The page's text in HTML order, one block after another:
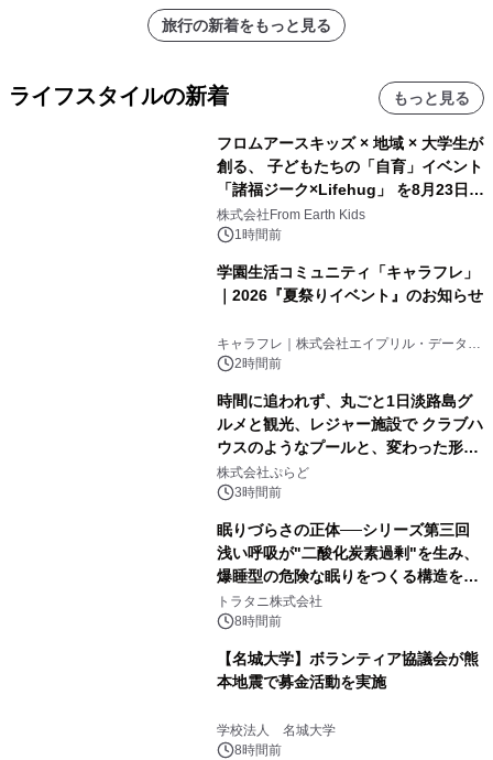
旅行の新着をもっと見る
ライフスタイルの新着 もっと見る
フロムアースキッズ × 地域 × 大学生が
創る、 子どもたちの「自育」イベント
「諸福ジーク×Lifehug」 を8月23日
(日)開催
株式会社From Earth Kids
1時間前
学園生活コミュニティ「キャラフレ」
｜2026『夏祭りイベント』のお知らせ
キャラフレ｜株式会社エイプリル・データ・
デザインズ
2時間前
時間に追われず、丸ごと1日淡路島グ
ルメと観光、レジャー施設で クラブハ
ウスのようなプールと、変わった形の
サウナも 「THE BOXY AWAJI」のお
得な素泊まり連泊プランで
株式会社ぷらど
3時間前
眠りづらさの正体──シリーズ第三回
浅い呼吸が"二酸化炭素過剰"を生み、
爆睡型の危険な眠りをつくる構造を解
説
トラタニ株式会社
8時間前
【名城大学】ボランティア協議会が熊
本地震で募金活動を実施
学校法人 名城大学
8時間前